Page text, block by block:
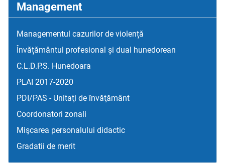
Management
Managementul cazurilor de violență
Învățământul profesional și dual hunedorean
C.L.D.P.S. Hunedoara
PLAI 2017-2020
PDI/PAS - Unitaţi de învăţământ
Coordonatori zonali
Mişcarea personalului didactic
Gradatii de merit